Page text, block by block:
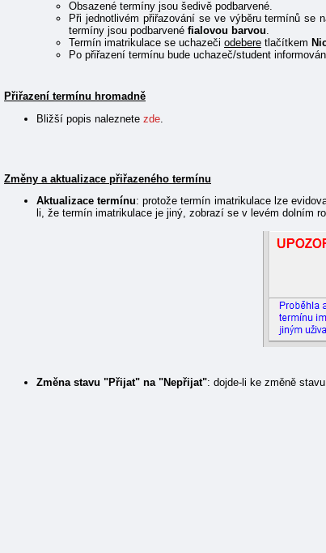
Obsazené termíny jsou šedivě podbarvené.
Při jednotlivém přiřazování se ve výběru termínů se
termíny jsou podbarvené fialovou barvou.
Termín imatrikulace se uchazeči odebere tlačítkem
Po přiřazení termínu bude uchazeč/student
Přiřazení termínu hromadně
Bližší popis naleznete zde
Změny a aktualizace přiřazeného termínu
Aktualizace termínu: protože termín imatrikulace lze
li, že termín imatrikulace je jiný, zobrazí se v levém dolním
Změna stavu "Přijat" na "Nepřijat": dojde-li ke změně